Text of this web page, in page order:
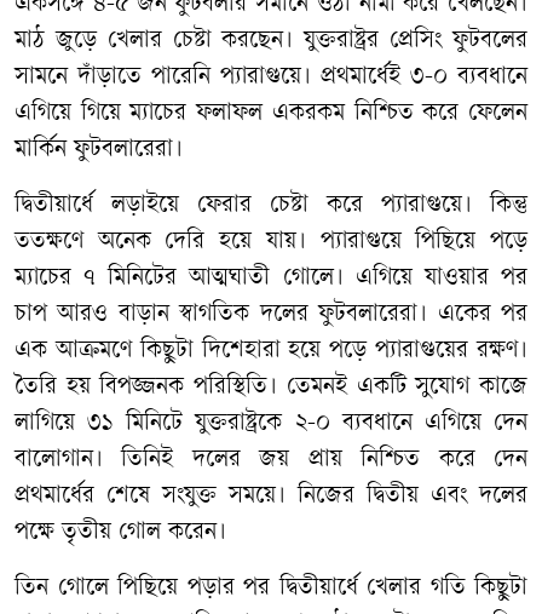
একসঙ্গে ৪-৫ জন ফুটবলার সমানে ওঠা নামা করে খেলছেন।
মাঠ জুড়ে খেলার চেষ্টা করছেন। যুক্তরাষ্ট্রর প্রেসিং ফুটবলের
সামনে দাঁড়াতে পারেনি প্যারাগুয়ে। প্রথমার্ধেই ৩-০ ব্যবধানে
এগিয়ে গিয়ে ম্যাচের ফলাফল একরকম নিশ্চিত করে ফেলেন
মার্কিন ফুটবলারেরা।
দ্বিতীয়ার্ধে লড়াইয়ে ফেরার চেষ্টা করে প্যারাগুয়ে। কিন্তু
ততক্ষণে অনেক দেরি হয়ে যায়। প্যারাগুয়ে পিছিয়ে পড়ে
ম্যাচের ৭ মিনিটের আত্মঘাতী গোলে। এগিয়ে যাওয়ার পর
চাপ আরও বাড়ান স্বাগতিক দলের ফুটবলারেরা। একের পর
এক আক্রমণে কিছুটা দিশেহারা হয়ে পড়ে প্যারাগুয়ের রক্ষণ।
তৈরি হয় বিপজ্জনক পরিস্থিতি। তেমনই একটি সুযোগ কাজে
লাগিয়ে ৩১ মিনিটে যুক্তরাষ্ট্রকে ২-০ ব্যবধানে এগিয়ে দেন
বালোগান। তিনিই দলের জয় প্রায় নিশ্চিত করে দেন
প্রথমার্ধের শেষে সংযুক্ত সময়ে। নিজের দ্বিতীয় এবং দলের
পক্ষে তৃতীয় গোল করেন।
তিন গোলে পিছিয়ে পড়ার পর দ্বিতীয়ার্ধে খেলার গতি কিছুটা